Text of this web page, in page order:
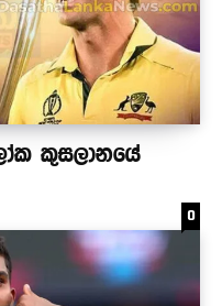
කුසලානයේ
0